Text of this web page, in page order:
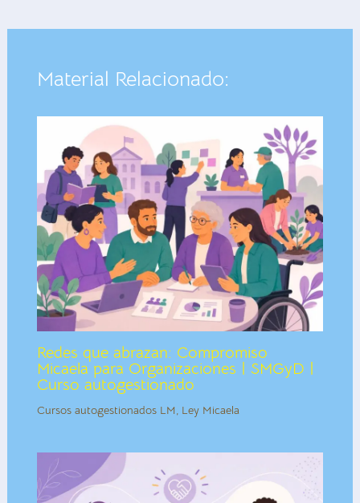
Material Relacionado:
Redes que abrazan: Compromiso
Micaela para Organizaciones | SMGyD |
Curso autogestionado
Cursos autogestionados LM Ley Micaela